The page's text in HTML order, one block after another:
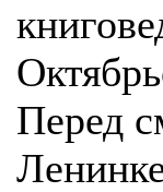
Перед